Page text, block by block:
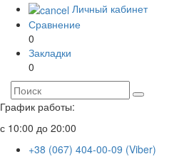
Личный кабинет
Сравнение
0
Закладки
0
График работы:
с 10:00 до 20:00
+38 (067) 404-00-09 (Viber)